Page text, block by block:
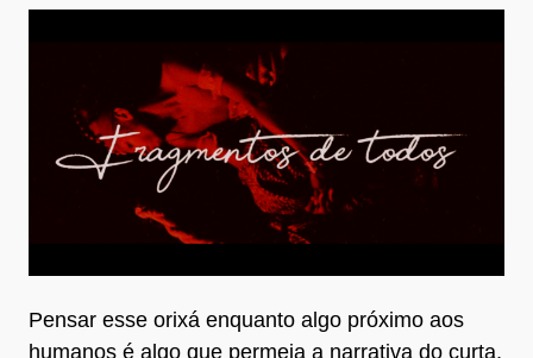
Pensar esse orixá enquanto algo próximo aos
humanos é algo que permeia a narrativa do curta,